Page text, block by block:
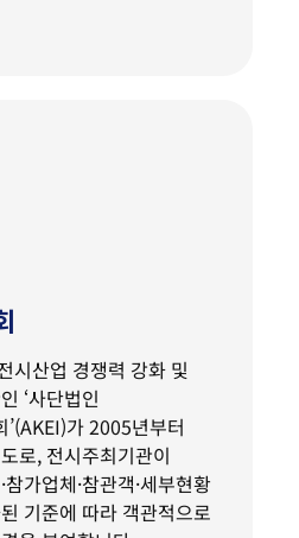
시산업 경쟁력 강화 및
‘사단법인
가 2005년부터
로, 전시주최기관이
가업체·참관객·세부현황
기준에 따라 객관적으로